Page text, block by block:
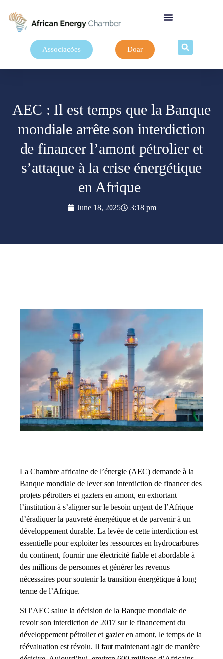
Associações Doar
AEC : Il est temps que la Banque
mondiale arrête son interdiction
de financer l’amont pétrolier et
s’attaque à la crise énergétique
en Afrique
June 18, 2025 3:18 pm
La Chambre africaine de l’énergie (AEC) demande à la
Banque mondiale de lever son interdiction de financer des
projets pétroliers et gaziers en amont, en exhortant
l’institution à s’aligner sur le besoin urgent de l’Afrique
d’éradiquer la pauvreté énergétique et de parvenir à un
développement durable. La levée de cette interdiction est
essentielle pour exploiter les ressources en hydrocarbures
du continent, fournir une électricité fiable et abordable à
des millions de personnes et générer les revenus
nécessaires pour soutenir la transition énergétique à long
terme de l’Afrique.
Si l’AEC salue la décision de la Banque mondiale de
revoir son interdiction de 2017 sur le financement du
développement pétrolier et gazier en amont, le temps de la
réévaluation est révolu. Il faut maintenant agir de manière